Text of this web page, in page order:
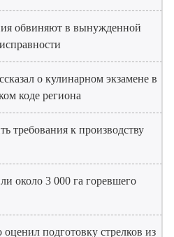
обвиняют в вынужденной
о кулинарном экзамене в
коде региона
требования к производству
около 3 000 га горевшего
подготовку стрелков из